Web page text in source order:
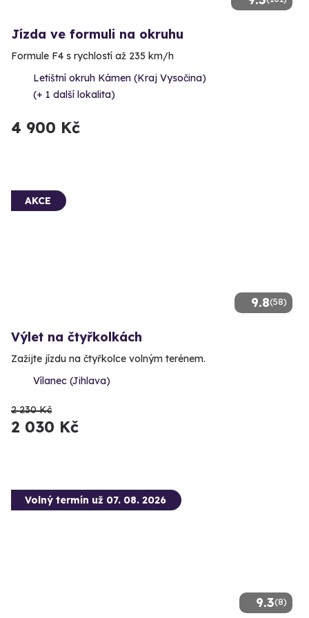
Jízda ve formuli na okruhu
Formule F4 s rychlostí až 235 km/h
Letištní okruh Kámen (Kraj Vysočina)
(+ 1 další lokalita)
4 900 Kč
9.8(58)
AKCE
Výlet na čtyřkolkách
Zažijte jízdu na čtyřkolce volným terénem.
Vílanec (Jihlava)
2 230 Kč
2 030 Kč
9.3(8)
Volný termín už 07. 08. 2026